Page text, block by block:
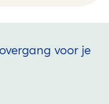
voor je